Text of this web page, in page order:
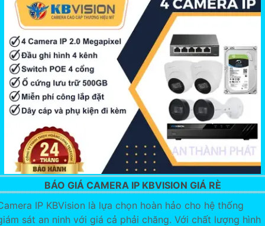
BÁO GIÁ CAMERA IP KBVISION GIÁ RÈ
IP KBVision là lựa chọn hoàn hảo cho hệ thống
sát an ninh với giá cả phải chăng. Với chất lượng hình